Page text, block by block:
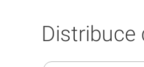
Distribuce